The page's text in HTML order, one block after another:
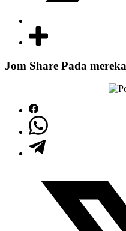
Jom Share Pada